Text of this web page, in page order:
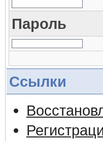
Пароль
Ссылки